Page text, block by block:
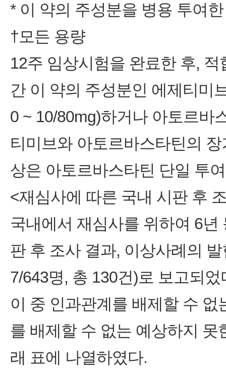
* 이 약의 주성분을 병용 투여
†모든 용량
12주 임상시험을 완료한 후,
간 이 약의 주성분인 에제티미
0 ~ 10/80mg)하거나 아토르바
티미브와 아토르바스타틴의
상은 아토르바스타틴 단일 투
<재심사에 따른 국내 시판 후
국내에서 재심사를 위하여 6
판 후 조사 결과, 이상사례의
7/643명, 총 130건)로 보고되었
이 중 인과관계를 배제할 수
를 배제할 수 없는 예상하지
래 표에 나열하였다.